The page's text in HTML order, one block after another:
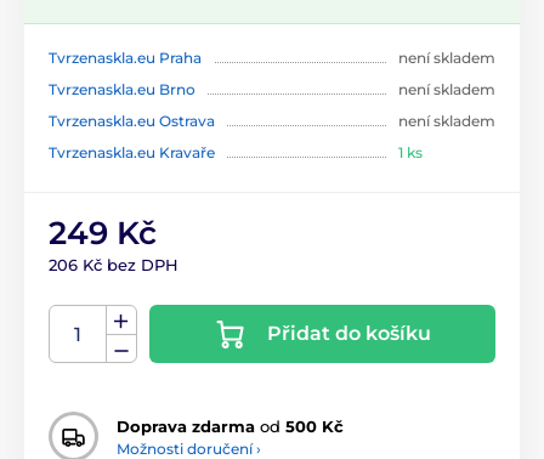
Tvrzenaskla.eu Praha
není skladem
Tvrzenaskla.eu Brno
není skladem
Tvrzenaskla.eu Ostrava
není skladem
Tvrzenaskla.eu Kravaře
1 ks
249 Kč
206 Kč bez DPH
Přidat do košíku
Doprava zdarma od 500 Kč
Možnosti doručení ›